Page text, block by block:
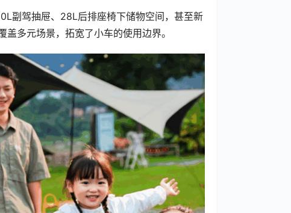
副驾抽屉、28L后排座椅下储物空间，甚至新
多元场景，拓宽了小车的使用边界。